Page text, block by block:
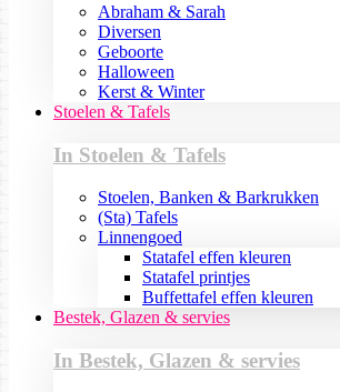
Abraham & Sarah
Diversen
Geboorte
Halloween
Kerst & Winter
Stoelen & Tafels
In Stoelen & Tafels
Stoelen, Banken & Barkrukken
(Sta) Tafels
Linnengoed
Statafel effen kleuren
Statafel printjes
Buffettafel effen kleuren
Bestek, Glazen & servies
In Bestek, Glazen & servies